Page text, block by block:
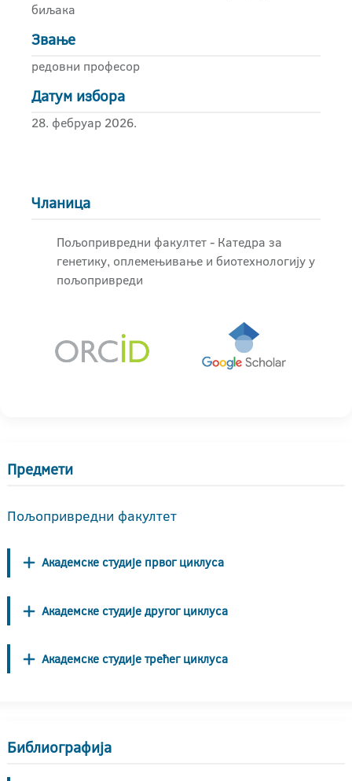
биљака
Звање
редовни професор
Датум избора
28. фебруар 2026.
Чланица
Пољопривредни факултет - Катедра за
генетику, оплемењивање и биотехнологију у
пољопривреди
Предмети
Пољопривредни факултет
Академске студије првог циклуса
Академске студије другог циклуса
Академске студије трећег циклуса
Библиографија